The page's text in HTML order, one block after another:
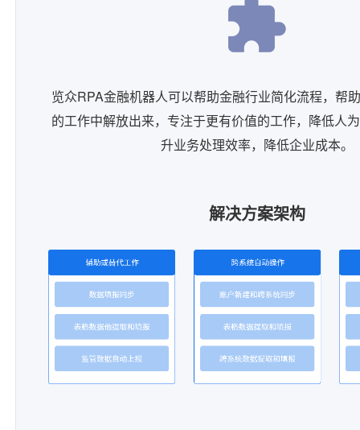
览众RPA金融机器人可以帮助金融行业简化流程，帮
的工作中解放出来，专注于更有价值的工作，降低人
升业务处理效率，降低企业成本。
解决方案架构